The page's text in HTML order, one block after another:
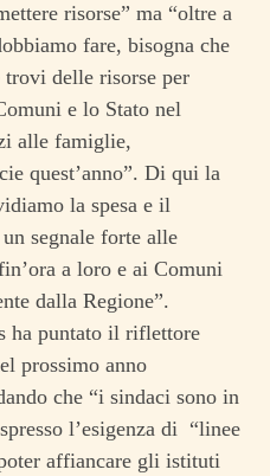
risorse” ma “oltre a
fare, bisogna che
trovi delle risorse per
e lo Stato nel
alle famiglie,
quest’anno”. Di qui la
la spesa e il
segnale forte alle
a loro e ai Comuni
dalla Regione”.
ha puntato il riflettore
prossimo anno
che “i sindaci sono in
l’esigenza di “linee
affiancare gli istituti